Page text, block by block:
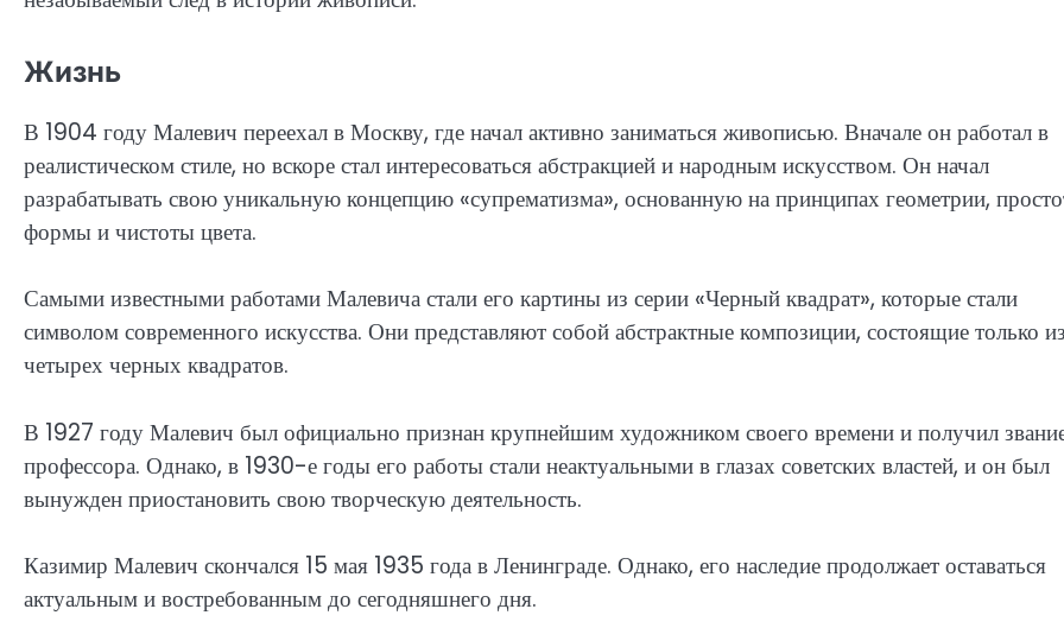
Жизнь
В 1904 году Малевич переехал в Москву, где начал активно заниматься живописью. Вначале он работал в
реалистическом стиле, но вскоре стал интересоваться абстракцией и народным искусством. Он начал
разрабатывать свою уникальную концепцию «супрематизма», основанную на принципах геометрии,
формы и чистоты цвета.
Самыми известными работами Малевича стали его картины из серии «Черный квадрат», которые стали
символом современного искусства. Они представляют собой абстрактные композиции, состоящие только из
четырех черных квадратов.
В 1927 году Малевич был официально признан крупнейшим художником своего времени и получил
профессора. Однако, в 1930-е годы его работы стали неактуальными в глазах советских властей, и он был
вынужден приостановить свою творческую деятельность.
Казимир Малевич скончался 15 мая 1935 года в Ленинграде. Однако, его наследие продолжает оставаться
актуальным и востребованным до сегодняшнего дня.